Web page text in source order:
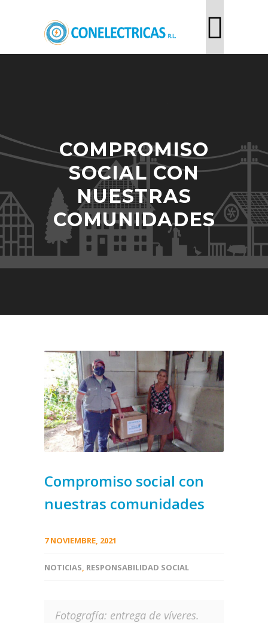
COMPROMISO
SOCIAL CON
NUESTRAS
COMUNIDADES
Compromiso social con
nuestras comunidades
7 NOVIEMBRE, 2021
NOTICIAS, RESPONSABILIDAD SOCIAL
Fotografía: entrega de víveres.